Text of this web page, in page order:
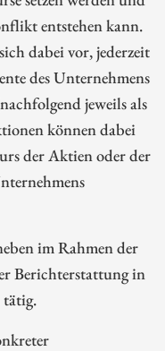
entstehen kann.
dabei vor, jederzeit
des Unternehmens
jeweils als
können dabei
der Aktien oder der
im Rahmen der
Berichterstattung in
tätig.